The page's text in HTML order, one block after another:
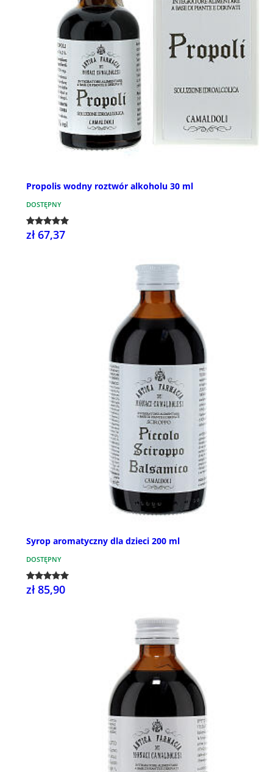
Propolis wodny roztwór alkoholu 30 ml
DOSTĘPNY
zł 67,37
Syrop aromatyczny dla dzieci 200 ml
DOSTĘPNY
zł 85,90